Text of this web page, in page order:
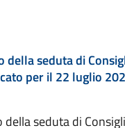
della seduta di
per il 22 luglio
seduta di